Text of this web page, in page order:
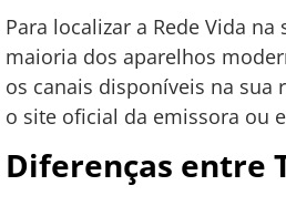
Para localizar a Rede Vida
maioria dos aparelhos
os canais disponíveis na sua
o site oficial da emissora ou
Diferenças entre